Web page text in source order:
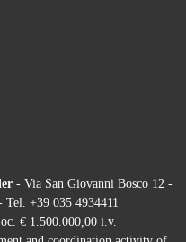
- Via San Giovanni Bosco 12 -
+39 035 4934411
€ 1.500.000,00 i.v.